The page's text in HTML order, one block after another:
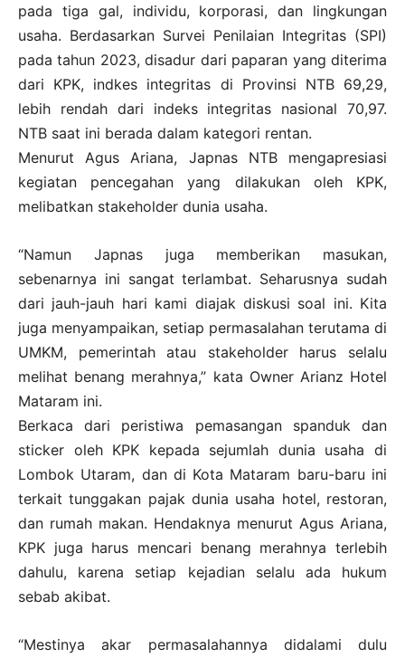
pada tiga gal, individu, korporasi, dan lingkungan
usaha. Berdasarkan Survei Penilaian Integritas (SPI)
pada tahun 2023, disadur dari paparan yang diterima
dari KPK, indkes integritas di Provinsi NTB 69,29,
lebih rendah dari indeks integritas nasional 70,97.
NTB saat ini berada dalam kategori rentan.
Menurut Agus Ariana, Japnas NTB mengapresiasi
kegiatan pencegahan yang dilakukan oleh KPK,
melibatkan stakeholder dunia usaha.
“Namun Japnas juga memberikan masukan,
sebenarnya ini sangat terlambat. Seharusnya sudah
dari jauh-jauh hari kami diajak diskusi soal ini. Kita
juga menyampaikan, setiap permasalahan terutama di
UMKM, pemerintah atau stakeholder harus selalu
melihat benang merahnya,” kata Owner Arianz Hotel
Mataram ini.
Berkaca dari peristiwa pemasangan spanduk dan
sticker oleh KPK kepada sejumlah dunia usaha di
Lombok Utaram, dan di Kota Mataram baru-baru ini
terkait tunggakan pajak dunia usaha hotel, restoran,
dan rumah makan. Hendaknya menurut Agus Ariana,
KPK juga harus mencari benang merahnya terlebih
dahulu, karena setiap kejadian selalu ada hukum
sebab akibat.
“Mestinya akar permasalahannya didalami dulu